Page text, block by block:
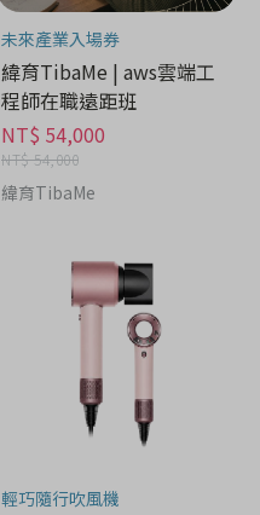
未來產業入場券
緯育TibaMe | aws雲端工
程師在職遠距班
NT$ 54,000
NT$ 54,000
緯育TibaMe
輕巧隨行吹風機